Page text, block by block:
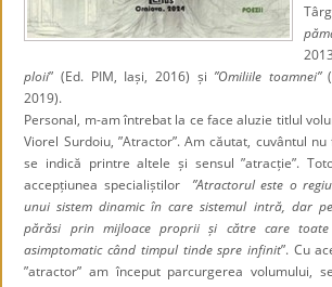
ploii” (Ed. PIM, Iași, 2016) și ”Omiliile toamnei”
2019).
Personal, m-am întrebat la ce face aluzie titlul
Viorel Surdoiu, ”Atractor”. Am căutat, cuvântul
se indică printre altele și sensul ”atracție”.
accepțiunea specialiștilor ”Atractorul este o
unui sistem dinamic în care sistemul intră, dar
părăsi prin mijloace proprii și către care
asimptomatic când timpul tinde spre infinit”. Cu
”atractor” am început parcurgerea volumului,